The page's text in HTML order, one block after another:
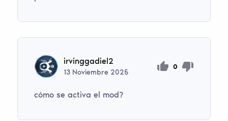
irvinggadiel2
13 Noviembre 2025
0
cómo se activa el mod?